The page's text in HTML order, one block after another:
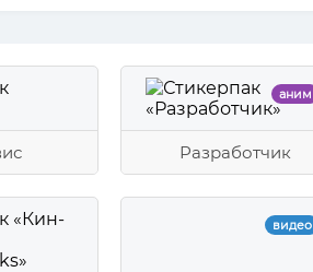
аним
Разработчик
видео